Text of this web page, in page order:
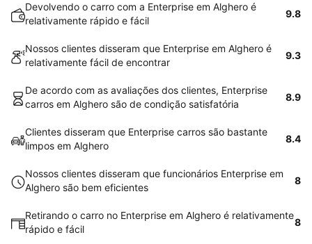
Devolvendo o carro com a Enterprise em Alghero é
relativamente rápido e fácil
9.8
Nossos clientes disseram que Enterprise em Alghero é
relativamente fácil de encontrar
9.3
De acordo com as avaliações dos clientes, Enterprise
carros em Alghero são de condição satisfatória
8.9
Clientes disseram que Enterprise carros são bastante
limpos em Alghero
8.4
Nossos clientes disseram que funcionários Enterprise em
Alghero são bem eficientes
8
Retirando o carro no Enterprise em Alghero é relativamente
rápido e fácil
8